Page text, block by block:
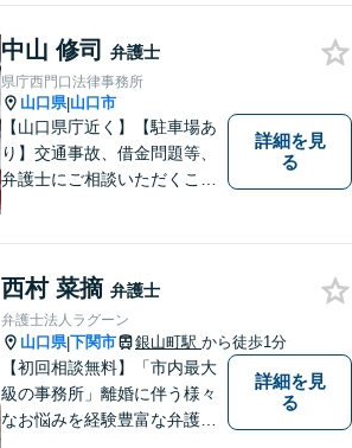
中山 修司 弁護士
県庁西門口法律事務所
山口県|山口市
【山口県庁近く】【駐車場あ
り】交通事故、借金問題等、
弁護士にご相談いただくこと
る弁護士が、客観的視点から
事案を検討し、最適の解決方
法を探ります。
詳細を見
る
西村 菜摘 弁護士
弁護士法人ラグーン
山口県|下関市 銀山町駅 から徒歩1分
【初回相談無料】「市内最大
級の事務所」離婚に伴う様々
なお悩みを経験豊富な弁護士
詳細を見
る